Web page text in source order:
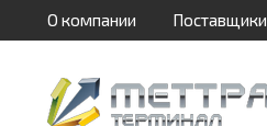
О компании Поставщики